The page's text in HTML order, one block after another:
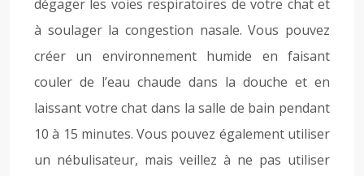
dégager les voies respiratoires de votre chat et
à soulager la congestion nasale. Vous pouvez
créer un environnement humide en faisant
couler de l’eau chaude dans la douche et en
laissant votre chat dans la salle de bain pendant
10 à 15 minutes. Vous pouvez également utiliser
un nébulisateur, mais veillez à ne pas utiliser